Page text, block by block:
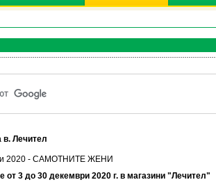
в. Лечител
2020 - САМОТНИТЕ ЖЕНИ
от 3 до 30 декември 2020 г. в магазини "Лечител"